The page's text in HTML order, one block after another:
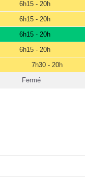
6h15 - 20h
6h15 - 20h
6h15 - 20h
6h15 - 20h
7h30 - 20h
Fermé